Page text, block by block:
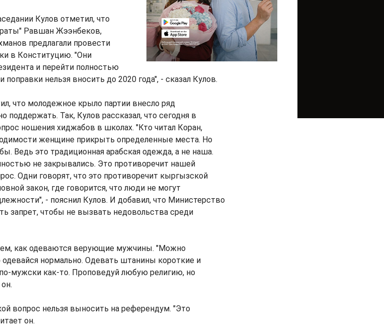
Кулов отметил, что
Равшан Жээнбеков,
предлагали провести
в Конституцию. "Они
и перейти полностью
поправки нельзя вносить до 2020 года", - сказал Кулов.
что молодежное крыло партии внесло ряд
Так, Кулов рассказал, что сегодня в
ношения хиджабов в школах. "Кто читал Коран,
женщине прикрыть определенные места. Но
Ведь это традиционная арабская одежда, а не наша.
не закрывались. Это противоречит нашей
Одни говорят, что это противоречит кыргызской
закон, где говорится, что люди не могут
- пояснил Кулов. И добавил, что Министерство
запрет, чтобы не вызвать недовольства среди
как одеваются верующие мужчины. "Можно
нормально. Одевать штанины короткие и
мужски как-то. Проповедуй любую религию, но
вопрос нельзя выносить на референдум. "Это
он.